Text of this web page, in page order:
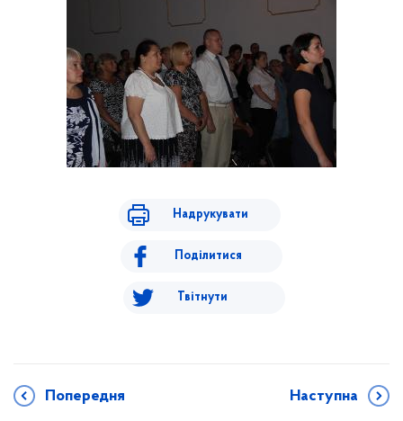
Надрукувати
Поділитися
Твітнути
Попередня Наступна